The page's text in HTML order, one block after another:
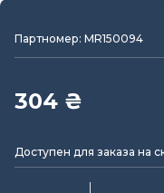
Партномер: MR150094
304 ₴
Доступен для заказа на